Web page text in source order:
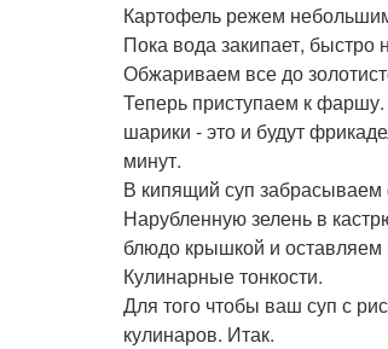
Картофель режем
Пока вода закипает, быстро
Обжариваем все до
Теперь приступаем к
шарики - это и будут
минут.
В кипящий суп
Нарубленную зелень в
блюдо крышкой и оставляем
Кулинарные тонкости.
Для того чтобы ваш суп с
кулинаров. Итак.